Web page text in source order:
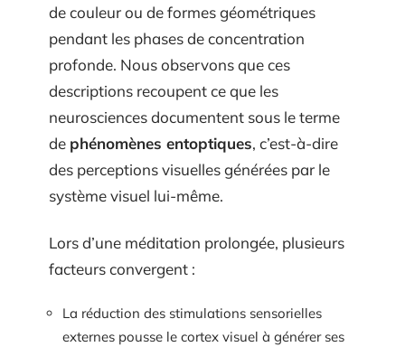
de couleur ou de formes géométriques
pendant les phases de concentration
profonde. Nous observons que ces
descriptions recoupent ce que les
neurosciences documentent sous le terme
de phénomènes entoptiques, c’est-à-dire
des perceptions visuelles générées par le
système visuel lui-même.
Lors d’une méditation prolongée, plusieurs
facteurs convergent :
La réduction des stimulations sensorielles
externes pousse le cortex visuel à générer ses